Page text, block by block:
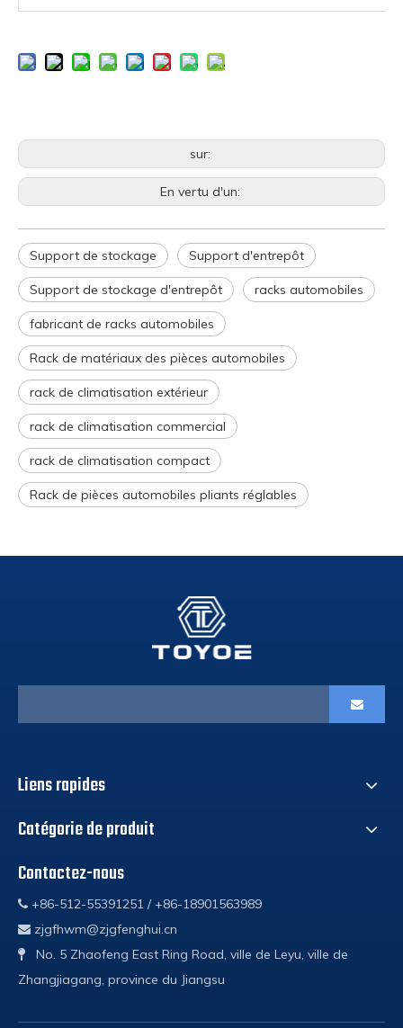
sur:
En vertu d'un:
Support de stockage Support d'entrepôt
Support de stockage d'entrepôt racks automobiles
fabricant de racks automobiles
Rack de matériaux des pièces automobiles
rack de climatisation extérieur
rack de climatisation commercial
rack de climatisation compact
Rack de pièces automobiles pliants réglables
Liens rapides
Catégorie de produit
Contactez-nous
 +86-512-55391251 / +86-18901563989
 zjgfhwm@zjgfenghui.cn

No. 5 Zhaofeng East Ring Road, ville de Leyu, ville de
Zhangjiagang, province du Jiangsu